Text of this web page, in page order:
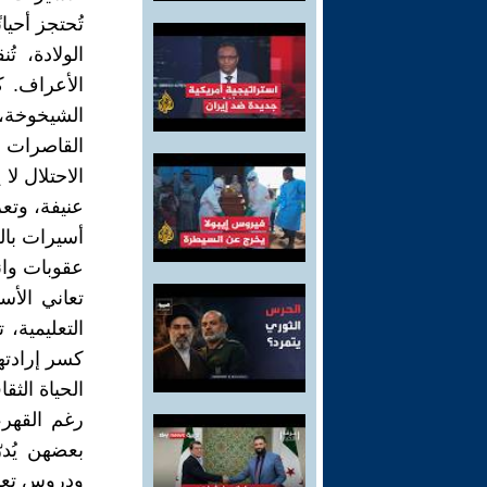
تُحتجز
عنيفة،
أسيرات
عقوبات
تعاني
كسر
الحياة
رغم
بعضهن
ودروس